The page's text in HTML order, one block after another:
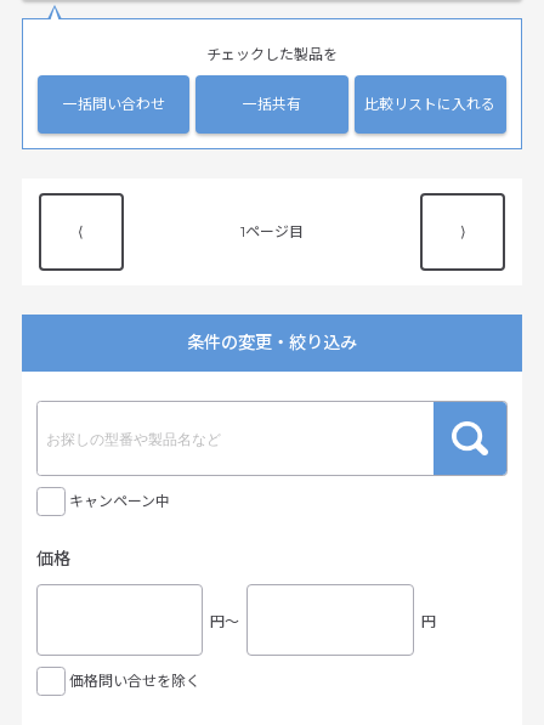
チェックした製品を
一括問い合わせ 一括共有 比較リストに入れる
⟨ 1 ⟩
条件の変更・絞り込み
キャンペーン中
価格
円〜 円
価格問い合せを除く